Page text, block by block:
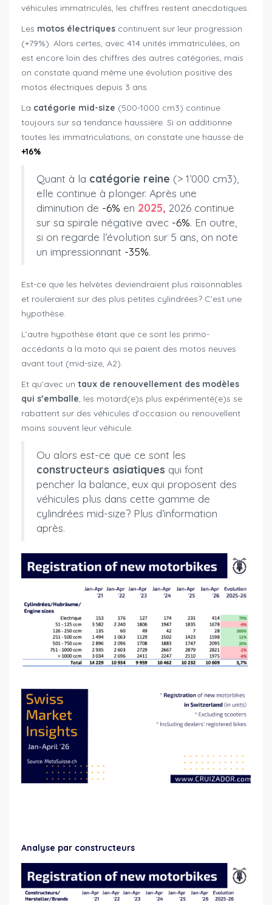
véhicules immatriculés, les chiffres restent anecdotiques.
Les motos électriques continuent sur leur progression
(+79%). Alors certes, avec 414 unités immatriculées, on
est encore loin des chiffres des autres catégories, mais
on constate quand même une évolution positive des
motos électriques depuis 3 ans.
La catégorie mid-size (500-1000 cm3) continue
toujours sur sa tendance haussière. Si on additionne
toutes les immatriculations, on constate une hausse de
+16%.
Quant à la catégorie reine (> 1’000 cm3),
elle continue à plonger. Après une
diminution de -6% en 2025, 2026 continue
sur sa spirale négative avec -6%. En outre,
si on regarde l’évolution sur 5 ans, on note
un impressionnant -35%.
Est-ce que les helvètes deviendraient plus raisonnables
et rouleraient sur des plus petites cylindrées? C’est une
hypothèse.
L’autre hypothèse étant que ce sont les primo-
accédants à la moto qui se paient des motos neuves
avant tout (mid-size, A2).
Et qu’avec un taux de renouvellement des modèles
qui s’emballe, les motard(e)s plus expérimenté(e)s se
rabattent sur des véhicules d’occasion ou renouvellent
moins souvent leur véhicule.
Ou alors est-ce que ce sont les
constructeurs asiatiques qui font
pencher la balance, eux qui proposent des
véhicules plus dans cette gamme de
cylindrées mid-size? Plus d’information
après.
Analyse par constructeurs